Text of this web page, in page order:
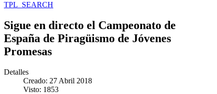
TPL_SEARCH
Sigue en directo el Campeonato de
España de Piragüismo de Jóvenes
Promesas
Detalles
Creado: 27 Abril 2018
Visto: 1853